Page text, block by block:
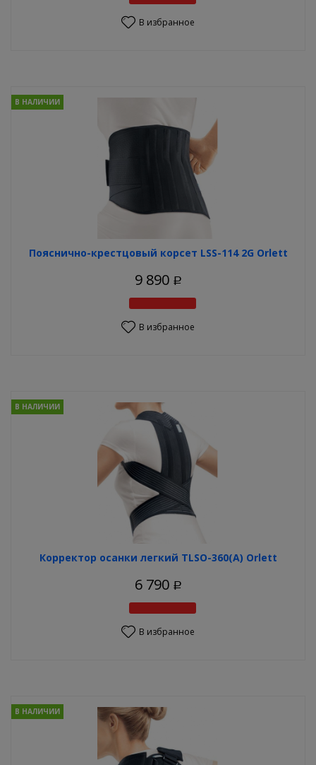
В избранное
Пояснично-крестцовый корсет LSS-114 2G Orlett
В НАЛИЧИИ
9 890 Р
В избранное
Корректор осанки легкий TLSO-360(A) Orlett
В НАЛИЧИИ
6 790 Р
В избранное
В НАЛИЧИИ